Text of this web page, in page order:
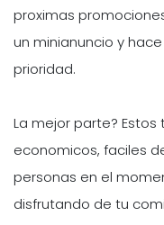
proximas
un minianuncio y
prioridad.
La mejor parte?
economicos, faciles
personas en el
disfrutando de tu